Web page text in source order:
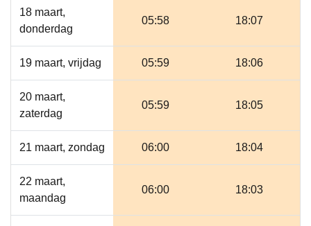
18 maart,
donderdag
05:58 18:07
19 maart, vrijdag 05:59 18:06
20 maart,
zaterdag
05:59 18:05
21 maart, zondag 06:00 18:04
22 maart,
maandag
06:00 18:03